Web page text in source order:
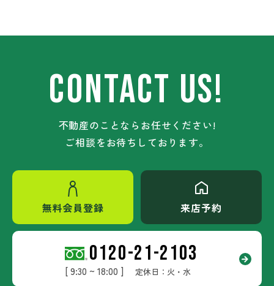
CONTACT US!
不動産のことならお任せください!
ご相談をお待ちしております。
無料会員登録 来店予約
0120-21-2103
[ 9:30 ~ 18:00 ] 定休日：火・水